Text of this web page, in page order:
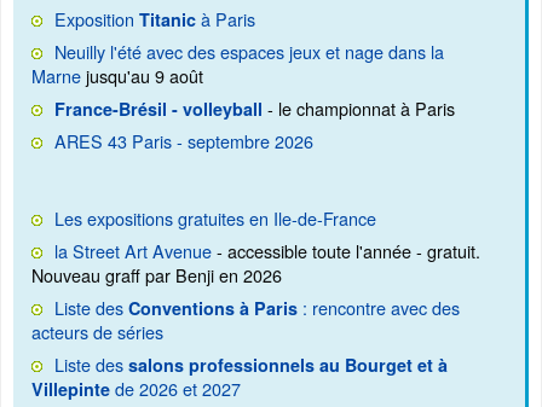
Exposition Titanic à Paris
Neuilly l'été avec des espaces jeux et nage dans la
Marnejusqu'au 9 août
France-Brésil - volleyball - le championnat à Paris
ARES 43 Paris - septembre 2026
Les expositions gratuites en Ile-de-France
la Street Art Avenue- accessible toute l'année - gratuit.
Nouveau graff par Benji en 2026
Liste des Conventions à Paris : rencontre avec des
acteurs de séries
Liste des salons professionnels au Bourget et à
Villepinte de 2026 et 2027